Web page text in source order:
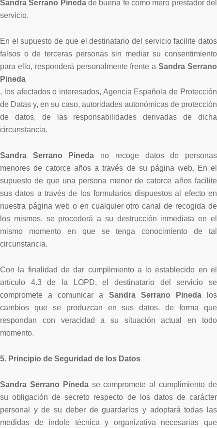
Sandra Serrano Pinedade buena fe como mero prestador del
servicio.
En el supuesto de que el destinatario del servicio facilite datos
falsos o de terceras personas sin mediar su consentimiento
para ello, responderá personalmente frente aSandra Serrano
Pineda
, los afectados o interesados, Agencia Española de Protección
de Datas y, en su caso, autoridades autonómicas de protección
de datos, de las responsabilidades derivadas de dicha
circunstancia.
Sandra Serrano Pineda no recoge datos de personas
menores de catorce años a través de su página web. En el
supuesto de que una persona menor de catorce años facilite
sus datos a través de los formularios dispuestos al efecto en
nuestra página web o en cualquier otro canal de recogida de
los mismos, se procederá a su destrucción inmediata en el
mismo momento en que se tenga conocimiento de tal
circunstancia.
Con la finalidad de dar cumplimiento a lo establecido en el
artículo 4.3 de la LOPD, el destinatario del servicio se
compromete a comunicar a Sandra Serrano Pineda
los
cambios que se produzcan en sus datos, de forma que
respondan con veracidad a su situación actual en todo
momento.
5. Principio de Seguridad de los Datos
Sandra Serrano Pinedase compromete al cumplimiento de
su obligación de secreto respecto de los datos de carácter
personal y de su deber de guardarlos y adoptará todas las
medidas de índole técnica y organizativa necesarias que